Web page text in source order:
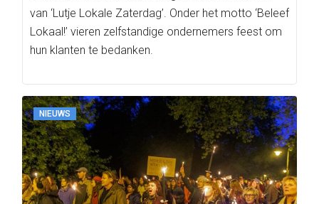
van ‘Lutje Lokale Zaterdag’. Onder het motto ‘Beleef
Lokaal!’ vieren zelfstandige ondernemers feest om
hun klanten te bedanken.
NIEUWS